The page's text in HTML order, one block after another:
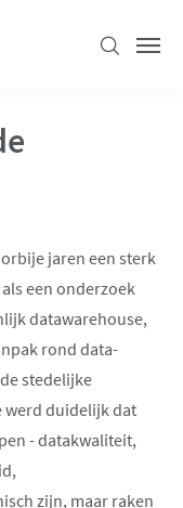
Zoeken
jaren een sterk
een onderzoek
datawarehouse,
rond data­
stedelijke
werd duidelijk dat
- datakwaliteit,
zijn, maar raken